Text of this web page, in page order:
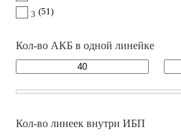
3 51
Кол-во АКБ в одной линейке
Кол-во линеек внутри ИБП